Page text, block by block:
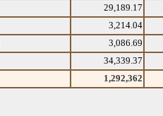
29,189.17
3,214.04
3,086.69
34,339.37
1,292,362